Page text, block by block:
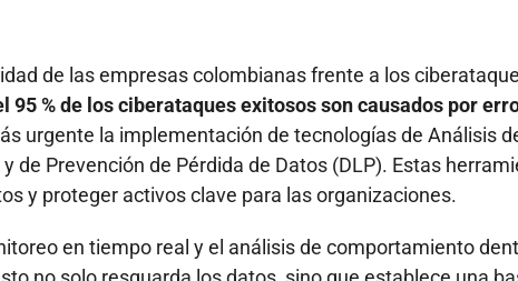
de las empresas colombianas frente a los
95 % de los ciberataques exitosos son causados por
urgente la implementación de tecnologías de Análisis
de Prevención de Pérdida de Datos (DLP). Estas
y proteger activos clave para las organizaciones.
en tiempo real y el análisis de comportamiento